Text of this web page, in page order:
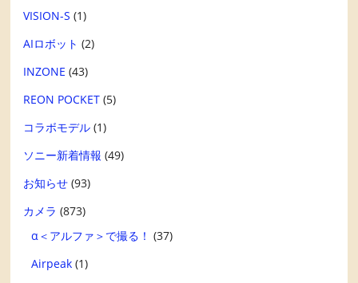
VISION-S (1)
AIロボット (2)
INZONE (43)
REON POCKET (5)
コラボモデル (1)
ソニー新着情報 (49)
お知らせ (93)
カメラ (873)
α＜アルファ＞で撮る！ (37)
Airpeak (1)